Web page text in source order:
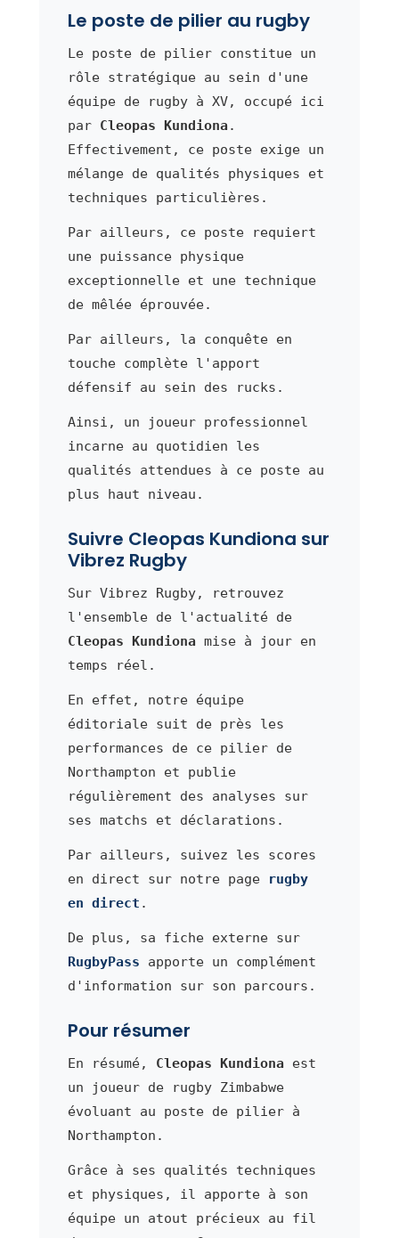
Le poste de pilier au rugby
Le poste de pilier constitue un
rôle stratégique au sein d'une
équipe de rugby à XV, occupé ici
par Cleopas Kundiona .
Effectivement, ce poste exige un
mélange de qualités physiques et
techniques particulières.
Par ailleurs, ce poste requiert
une puissance physique
exceptionnelle et une technique
de mêlée éprouvée.
Par ailleurs, la conquête en
touche complète l'apport
défensif au sein des rucks.
Ainsi, un joueur professionnel
incarne au quotidien les
qualités attendues à ce poste au
plus haut niveau.
Suivre Cleopas Kundiona sur
Vibrez Rugby
Sur Vibrez Rugby, retrouvez
l'ensemble de l'actualité de
Cleopas Kundiona mise à jour en
temps réel.
En effet, notre équipe
éditoriale suit de près les
performances de ce pilier de
Northampton et publie
régulièrement des analyses sur
ses matchs et déclarations.
Par ailleurs, suivez les scores
en direct sur notre page
rugby
en direct .
De plus, sa fiche externe sur
RugbyPass apporte un complément
d'information sur son parcours.
Pour résumer
En résumé, Cleopas Kundiona est
un joueur de rugby Zimbabwe
évoluant au poste de pilier à
Northampton.
Grâce à ses qualités techniques
et physiques, il apporte à son
équipe un atout précieux au fil